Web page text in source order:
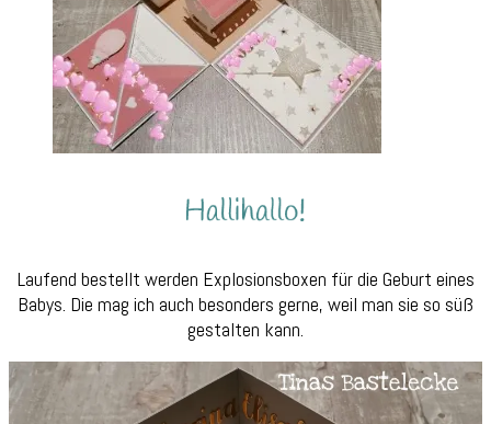
Laufend bestellt werden Explosionsboxen für die Geburt eines
Babys. Die mag ich auch besonders gerne, weil man sie so süß
gestalten kann.